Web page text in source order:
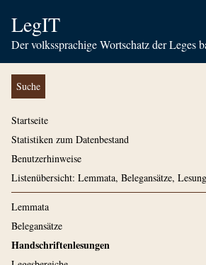
LegIT
Der volkssprachige Wortschatz der Leges
Suche
Startseite
Statistiken zum Datenbestand
Benutzerhinweise
Listenübersicht: Lemmata, Belegansätze,
Lemmata
Belegansätze
Handschriftenlesungen